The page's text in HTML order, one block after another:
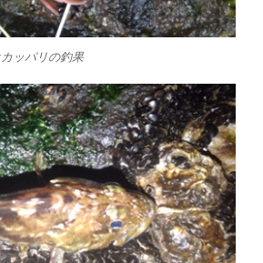
ッパリの釣果